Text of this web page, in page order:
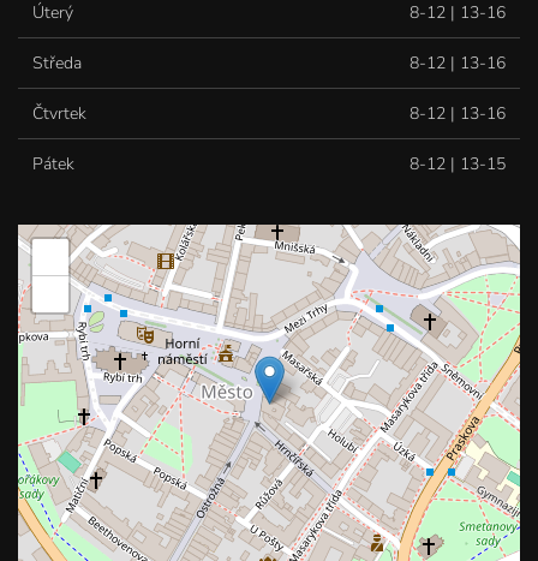
Úterý 8-12 | 13-16
Středa 8-12 | 13-16
Čtvrtek 8-12 | 13-16
Pátek 8-12 | 13-15